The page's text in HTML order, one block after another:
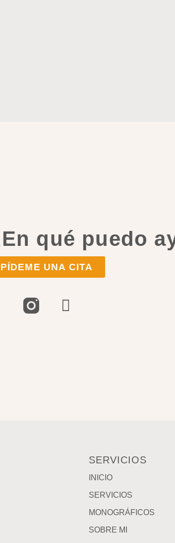
qué puedo
PÍDEME UNA CITA
SERVICIOS
INICIO
SERVICIOS
MONOGRÁFICOS
SOBRE MI